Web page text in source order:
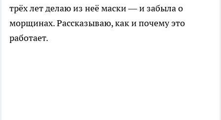
трёх лет делаю из неё маски — и забыла о
морщинах. Рассказываю, как и почему это
работает.